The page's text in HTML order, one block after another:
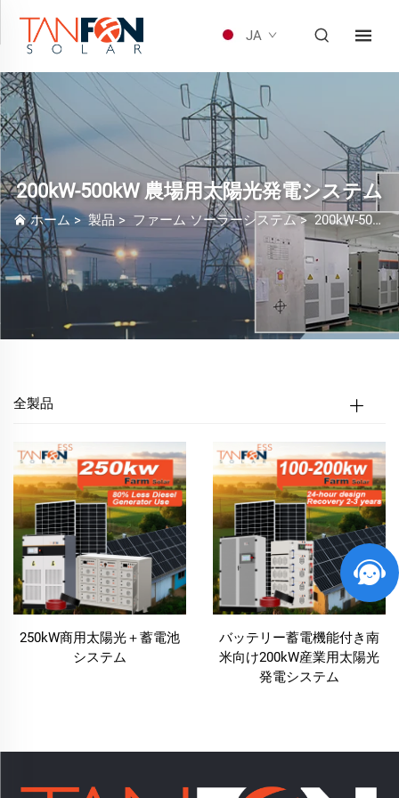
JA
200kW-500kW 農場用太陽光発電システム
ホーム >製品 > ファーム ソーラーシステム> 200kW-500kW 農場用太陽光発電システム
全製品
250kW商用太陽光＋蓄電池
システム
バッテリー蓄電機能付き南
米向け200kW産業用太陽光
発電システム